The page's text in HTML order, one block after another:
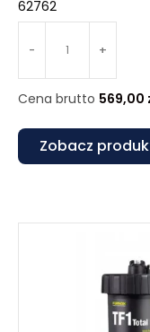
62762
- +
Cena brutto 569,00
Zobacz